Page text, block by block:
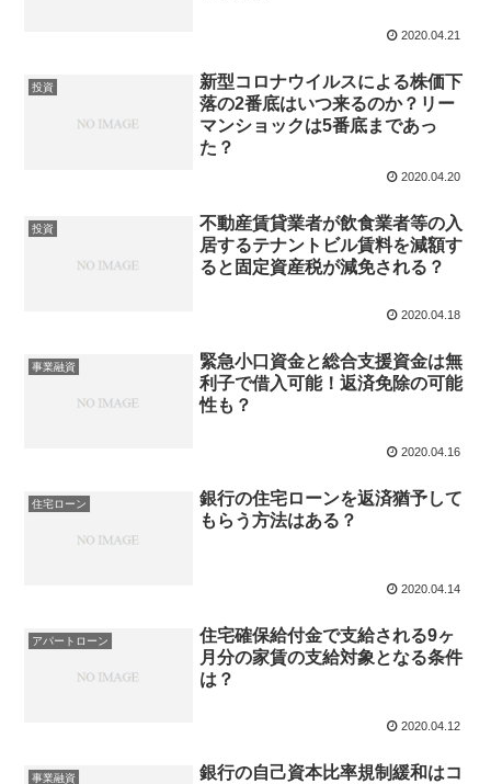
2020.04.21
投資
新型コロナウイルスによる株価下
落の2番底はいつ来るのか？リー
マンショックは5番底まであっ
た？
2020.04.20
投資
不動産賃貸業者が飲食業者等の入
居するテナントビル賃料を減額す
ると固定資産税が減免される？
2020.04.18
事業融資
緊急小口資金と総合支援資金は無
利子で借入可能！返済免除の可能
性も？
2020.04.16
住宅ローン
銀行の住宅ローンを返済猶予して
もらう方法はある？
2020.04.14
アパートローン
住宅確保給付金で支給される9ヶ
月分の家賃の支給対象となる条件
は？
2020.04.12
事業融資 銀行の自己資本比率規制緩和はコ